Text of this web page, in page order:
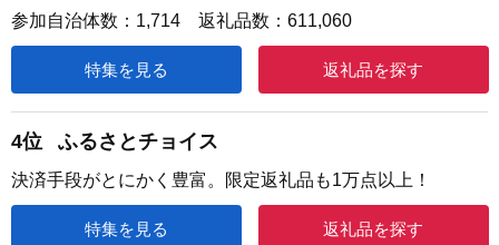
参加自治体数：1,714 返礼品数：611,060
特集を見る 返礼品を探す
4位 ふるさとチョイス
決済手段がとにかく豊富。限定返礼品も1万点以上！
特集を見る 返礼品を探す